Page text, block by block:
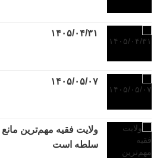
۱۴۰۵/۰۴/۳۱
۱۴۰۵/۰۵/۰۷
ولایت فقیه مهم‌ترین
سلطه است